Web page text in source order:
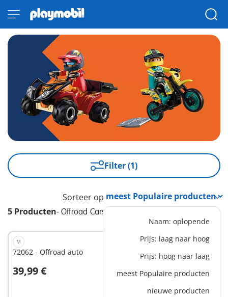
Filter (1)
5 Producten- Offroad Cars
Sorteer op
Naam: oplopende
Prijs: laag naar hoog
Prijs: hoog naar laag
meest Populaire producten
nieuwe producten
M
72062 - Offroad auto
39,99 €
In winkelwagen
72065 - Offroad motorfiets
14,99 €
In winkelwagen